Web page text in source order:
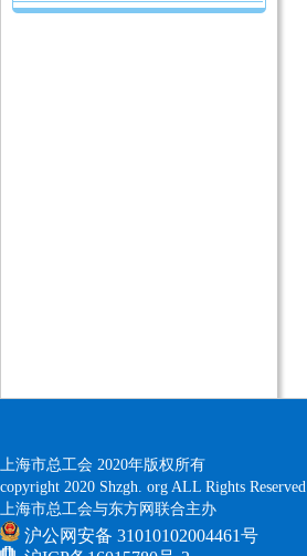
上海市总工会 2020年版权所有
copyright 2020 Shzgh. org ALL Rights Reserved
上海市总工会与东方网联合主办
沪公网安备 31010102004461号